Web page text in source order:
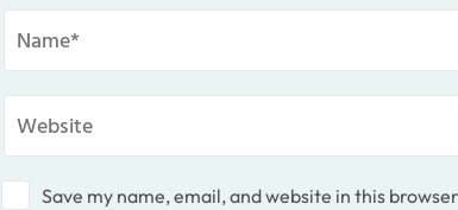
Save my name, email, and website in this